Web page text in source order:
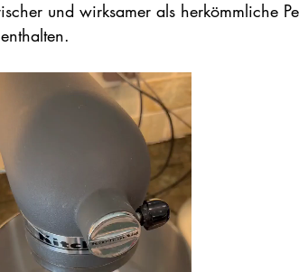
und wirksamer als herkömmliche